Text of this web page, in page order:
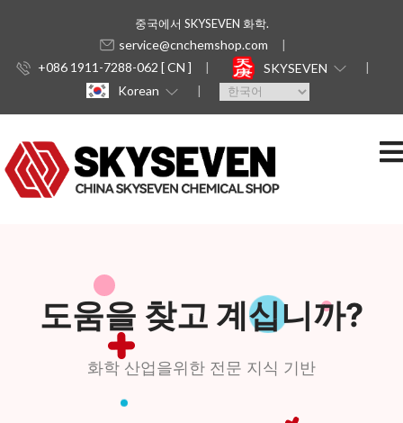
중국에서 SKYSEVEN 화학.
service@cnchemshop.com
+086 1911-7288-062 [ CN ]
SKYSEVEN
Korean
도움을 찾고 계십니까?
화학 산업을위한 전문 지식 기반